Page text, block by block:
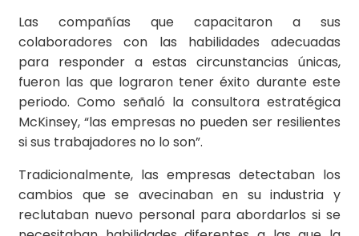
Las compañías que capacitaron a sus
colaboradores con las habilidades adecuadas
para responder a estas circunstancias únicas,
fueron las que lograron tener éxito durante este
periodo. Como señaló la consultora estratégica
McKinsey, “las empresas no pueden ser resilientes
si sus trabajadores no lo son”.
Tradicionalmente, las empresas detectaban los
cambios que se avecinaban en su industria y
reclutaban nuevo personal para abordarlos si se